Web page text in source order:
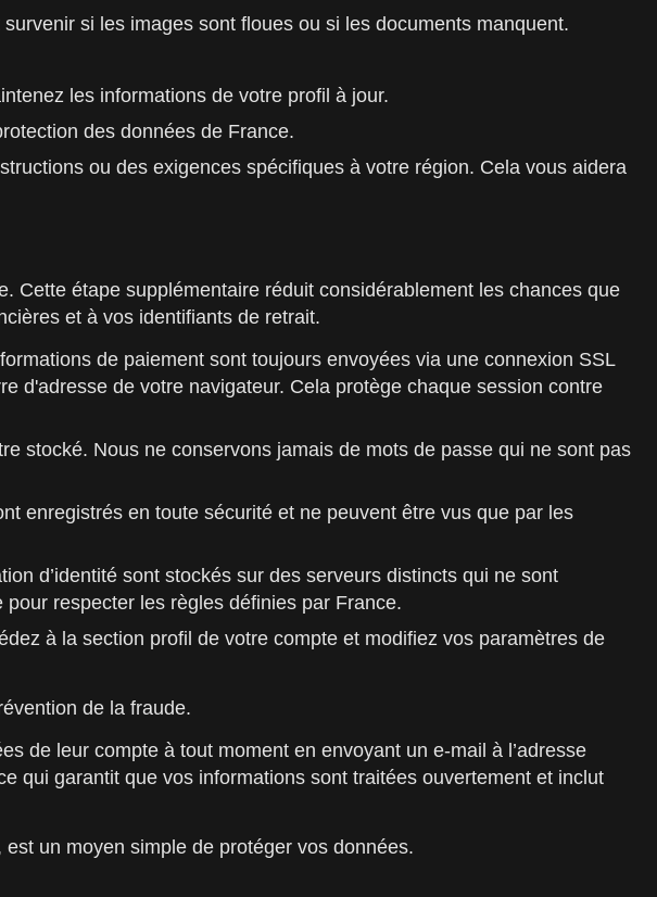
si les images sont floues ou si les documents manquent.
les informations de votre profil à jour.
des données de France.
ou des exigences spécifiques à votre région. Cela vous aidera
Cette étape supplémentaire réduit considérablement les chances que
et à vos identifiants de retrait.
de paiement sont toujours envoyées via une connexion SSL
d'adresse de votre navigateur. Cela protège chaque session contre
stocké. Nous ne conservons jamais de mots de passe qui ne sont pas
enregistrés en toute sécurité et ne peuvent être vus que par les
d’identité sont stockés sur des serveurs distincts qui ne sont
respecter les règles définies par France.
à la section profil de votre compte et modifiez vos paramètres de
de la fraude.
de leur compte à tout moment en envoyant un e-mail à l’adresse
qui garantit que vos informations sont traitées ouvertement et inclut
un moyen simple de protéger vos données.